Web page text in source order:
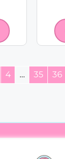
4 … 35 36